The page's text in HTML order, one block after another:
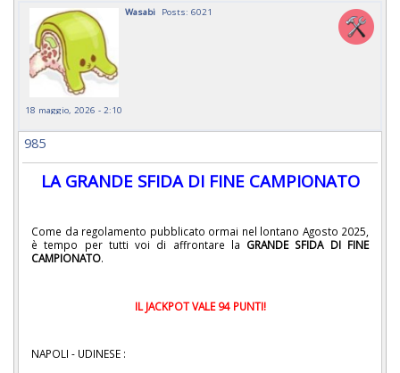
Wasabi Posts: 6021
18 maggio, 2026 - 2:10
985
LA GRANDE SFIDA DI FINE CAMPIONATO
Come da regolamento pubblicato ormai nel lontano Agosto 2025,
è tempo per tutti voi di affrontare la GRANDE SFIDA DI FINE
CAMPIONATO.
IL JACKPOT VALE 94 PUNTI!
NAPOLI - UDINESE :